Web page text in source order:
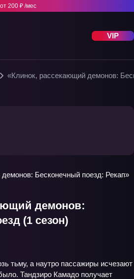
от 200 ₽ /мес
VIP
«Клинок, рассекающий демонов:
демонов:
(1 сезон)
тьму, а наутро пассажиры исчезают
Тандзиро Камадо получает